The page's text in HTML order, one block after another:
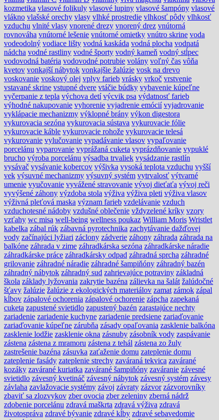
kozmetika vlasové folikuly vlasové lupiny vlasové šampóny vlasové
vlákno vlašské orechy vlasy vlhké prostredie vlhkosť pôdy vlhkosť
vzduchu vlnité vlasy vnorené drezy vnorený drez vnútorná
rovnováha vnútorné lešenie vnútorné omietky vnútro skrine voda
vodeodolný vodiace lišty vodná kaskáda vodná plocha vodnatá
nádcha vodné rastliny vodné športy vodný kameň vodný stĺpec
vodovodná batéria vodovodné potrubie volány voľný čas vôňa
kvetov vonkajší nábytok vonkajšie žalúzie vosk na drevo
voskovanie voskový olej vplyv farieb vrásky vrkoč vrstvenie
vstavané skrine vstupné dvere vtáčie búdky vybavenie kúpeľne
vyčerpanie z tepla výchova detí výcvik psa výdatnosť farieb
výhodné nakupovanie vyhorenie vyjadrenie emócií vyjadrovanie
vyklápacie mechanizmy výklopné brány výkon digestora
vykurovacia sezóna vykurovacia sústava vykurovacie fólie
vykurovacie káble vykurovacie rohože vykurovacie telesá
vykurovanie vylučovanie vypadávanie vlasov vypaľovanie
porcelánu vyparovanie vyprážaná cuketa vyprázdňovanie vypuklé
brucho výroba porcelánu výsadba trvaliek vysádzanie rastlín
vysávač vysávanie kobercov výšivka vysoká teplota vzduchu vyšší
vek výsuvné mechanizmy výsuvný systém vytrvalosť výtvarné
umenie vyučovanie vyvážené stravovanie vývoj dieťaťa vývoj reči
vyvýšené záhony výzdoba stola výživa výživa pleti výživa vlasov
výživná pleťová maska význam farieb vzdelávanie vzduch
vzduchotesné nádoby vzdušné oblečenie vždyzelené kríky vzory
vzťahy wc misa well-being wellness poukaz William Moris Wristlet
kabelka zábal rúk zábavná pyrotechnika zachytávanie dažďovej
vody začínajúci lyžiari záclony zádverie záhony záhrada záhrada na
balkóne záhrada v zime záhradkárska sezóna záhradkárske náradie
záhradkárske práce záhradkársky odpad záhradná sprcha záhradné
grilovanie záhradné náradie záhradné šampiňóny záhradný bazén
záhradný nábytok záhradný sud zahrievajúce potraviny základná
škola základy lyžovania zakrytie bazéna zálievka na šalát žalúdočné
šťavy žalúzie žalúzie z ekologických materiálov zamat zámok zápal
kĺbov zápalové ochorenia zápalové ochorenie zápcha zapekaná
cuketa zapustené svietidlo zapustený bazén zarastajúce nechty
zariadenie zariadenie kuchyne zariadenie predsiene zariaďovanie
zariaďovanie kúpeľne zárubňa zásady opaľovania zasklenie balkóna
zasklenie lodžie zasklenie okna zásnuby zásobník vody zaspávanie
zástena zástena z mramoru zástena z tehál zástena zo žuly
zastrešenie bazéna zásuvka zaťaženie domu zateplenie domu
zateplenie fasády zateplenie strechy zaváraná tekvica zavárané
kozáky zavárané kuriatka zavárané šampiňóny zaváranie závesné
svietidlo závesný kvetináč závesný nábytok závesný systém závesy
závlaha zavlažovacie systémy závoj závraty zázvor zázvorovníky
zbaviť sa zlozvykov zber ovocia zber zeleniny zberná nádrž
zdobenie porcelánu zdravá maškrta zdravá výživa zdravá
životospráva zdravé bývanie zdravé kĺby zdravé sebavedomie